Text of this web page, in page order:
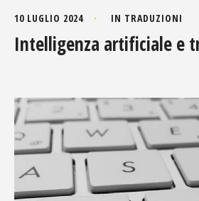
10 LUGLIO 2024 IN TRADUZIONI
Intelligenza artificiale e